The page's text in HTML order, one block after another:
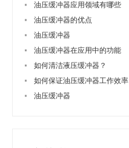
油压缓冲器应用领域有哪些
油压缓冲器的优点
油压缓冲器
油压缓冲器在应用中的功能
如何清洁液压缓冲器？
如何保证油压缓冲器工作效率
油压缓冲器